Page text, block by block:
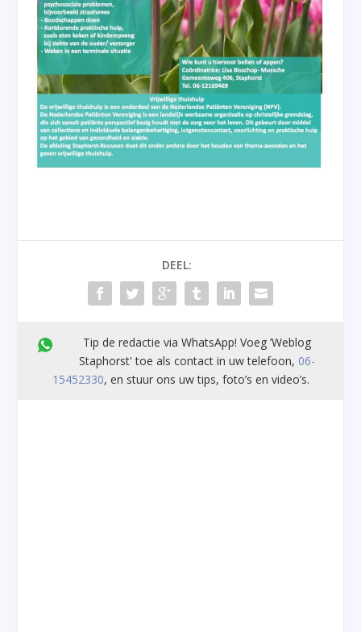
DEEL:
Tip de redactie via WhatsApp! Voeg ’Weblog
Staphorst' toe als contact in uw telefoon, 06-
15452330, en stuur ons uw tips, foto’s en video’s.